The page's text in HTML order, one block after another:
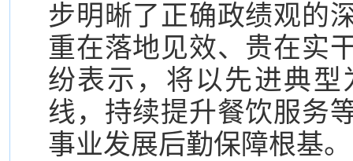
步明晰了正确政绩观的
重在落地见效、贵在实
纷表示，将以先进典
线，持续提升餐饮服务
事业发展后勤保障根基。